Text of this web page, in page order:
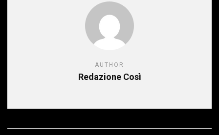
AUTHOR
Redazione Così